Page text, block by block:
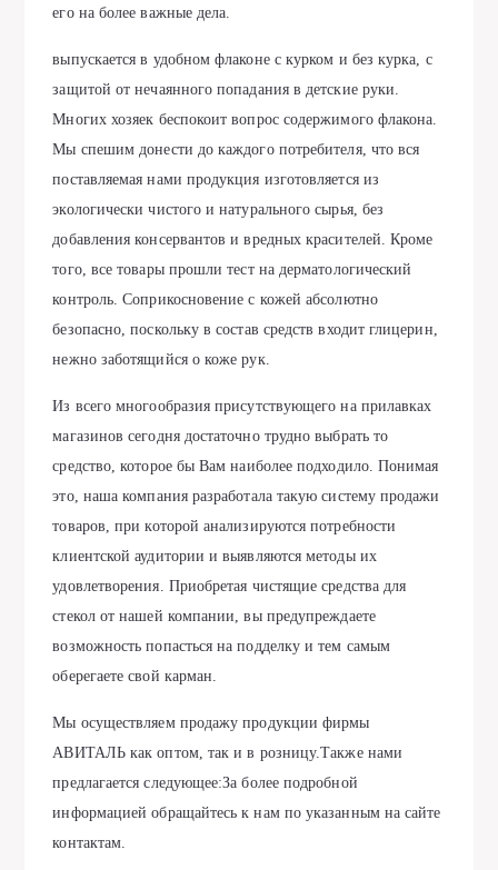
его на более важные дела.
выпускается в удобном флаконе с курком и без курка, с
защитой от нечаянного попадания в детские руки.
Многих хозяек беспокоит вопрос содержимого флакона.
Мы спешим донести до каждого потребителя, что вся
поставляемая нами продукция изготовляется из
экологически чистого и натурального сырья, без
добавления консервантов и вредных красителей. Кроме
того, все товары прошли тест на дерматологический
контроль. Соприкосновение с кожей абсолютно
безопасно, поскольку в состав средств входит глицерин,
нежно заботящийся о коже рук.
Из всего многообразия присутствующего на прилавках
магазинов сегодня достаточно трудно выбрать то
средство, которое бы Вам наиболее подходило. Понимая
это, наша компания разработала такую систему продажи
товаров, при которой анализируются потребности
клиентской аудитории и выявляются методы их
удовлетворения. Приобретая чистящие средства для
стекол от нашей компании, вы предупреждаете
возможность попасться на подделку и тем самым
оберегаете свой карман.
Мы осуществляем продажу продукции фирмы
АВИТАЛЬ как оптом, так и в розницу.Также нами
предлагается следующее:За более подробной
информацией обращайтесь к нам по указанным на сайте
контактам.